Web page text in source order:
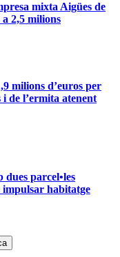
mixta Aigües de
2,5 milions
milions d’euros per
de l’ermita atenent
parcel•les
impulsar habitatge